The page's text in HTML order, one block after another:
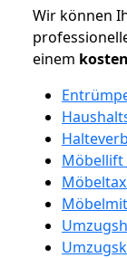
Wir können
einem
Möbellift